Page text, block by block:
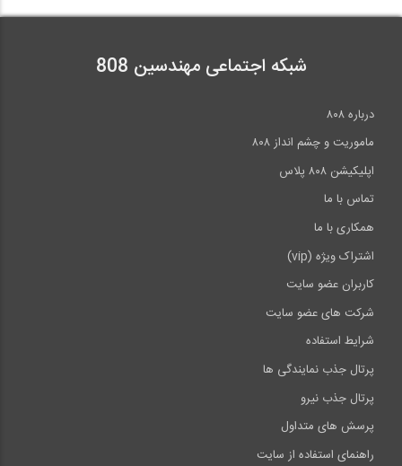
شبکه اجتماعی مهندسین 808
درباره ۸۰۸
ماموریت و چشم انداز ۸۰۸
اپلیکیشن ۸۰۸ پلاس
تماس با ما
همکاری با ما
اشتراک ویژه (vip)
کاربران عضو سایت
شرکت های عضو سایت
شرایط استفاده
پرتال جذب نمایندگی ها
پرتال جذب نیرو
پرسش های متداول
راهنمای استفاده از سایت